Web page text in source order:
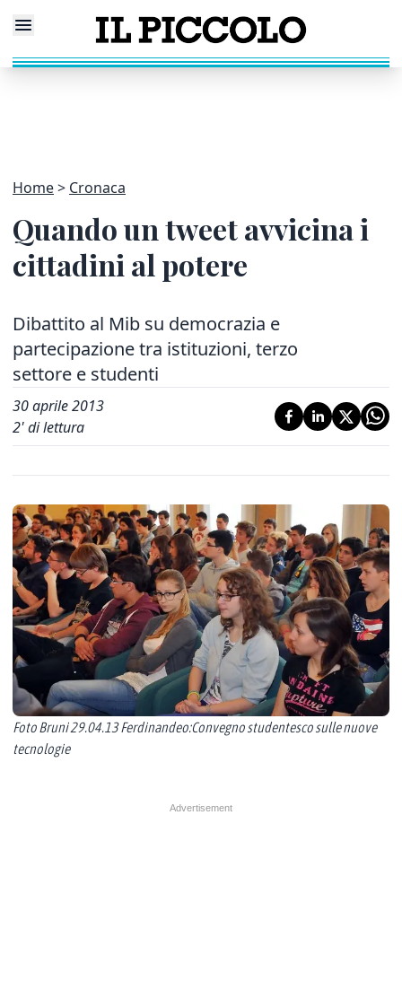
Home Cronaca
Quando un tweet avvicina i
cittadini al potere
Dibattito al Mib su democrazia e
partecipazione tra istituzioni, terzo
settore e studenti
30 aprile 2013
2' di lettura
Foto Bruni 29.04.13 Ferdinandeo:Convegno studentesco sulle nuove
tecnologie